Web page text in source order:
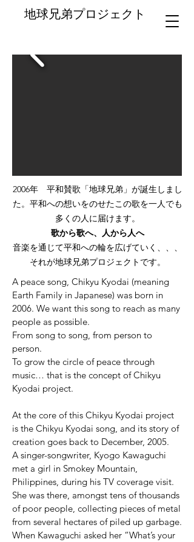
地球兄弟プロジェクト
2006年 平和賛歌「地球兄弟」が誕生しまし
た。平和への想いをのせたこの歌を一人でも
多くの人に届けます。
歌から歌へ、人から人へ
音楽を通じて平和への輪を広げていく、、、
それが地球兄弟プロジェクトです。
A peace song, Chikyu Kyodai (meaning
Earth Family in Japanese) was born in
2006. We want this song to reach as many
people as possible.
From song to song, from person to
person.
To grow the circle of peace through
music… that is the concept of Chikyu
Kyodai project.
At the core of this Chikyu Kyodai project
is the Chikyu Kyodai song, and its story of
creation goes back to December, 2005.
A singer-songwriter, Kyogo Kawaguchi
met a girl in Smokey Mountain,
Philippines, during his TV coverage visit.
She was there, amongst tens of thousands
of poor people, collecting pieces of metal
from several hectares of piled up garbage.
When Kawaguchi asked her “What’s your